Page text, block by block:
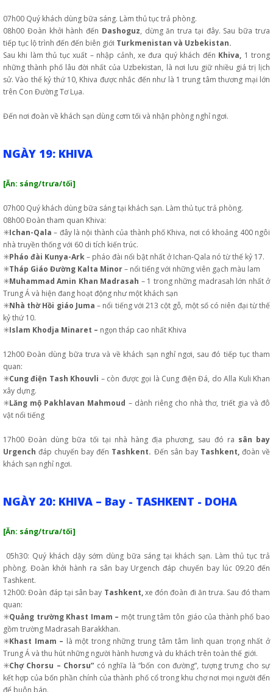
07h00 Quý khách dùng bữa sáng. Làm thủ tục trả phòng.
08h00 Đoàn khởi hành đến Dashoguz, dừng ăn trưa tại đây. Sau bữa trưa
tiếp tục lộ trình đến đến biên giới Turkmenistan và Uzbekistan.
Sau khi làm thủ tục xuất – nhập cảnh, xe đưa quý khách đến Khiva, 1 trong
những thành phố lâu đời nhất của Uzbekistan, là nơi lưu giữ nhiều giá trị lịch
sử. Vào thế kỷ thứ 10, Khiva được nhắc đến như là 1 trung tâm thương mại lớn
trên Con Đường Tơ Lụa.
Đến nơi đoàn về khách sạn dùng cơm tối và nhận phòng nghỉ ngơi.
NGÀY 19: KHIVA
[Ăn: sáng/trưa/tối]
07h00 Quý khách dùng bữa sáng tại khách sạn. Làm thủ tục trả phòng.
08h00 Đoàn tham quan Khiva:
✳️Ichan-Qala – đây là nội thành của thành phố Khiva, nơi có khoảng 400 ngôi
nhà truyền thống với 60 di tích kiến trúc.
✳️Pháo đài Kunya-Ark– pháo đài nổi bật nhất ở Ichan-Qala nó từ thế kỷ 17.
✳️Tháp Giáo Đường Kalta Minor– nổi tiếng với những viên gạch màu lam
✳️Muhammad Amin Khan Madrasah – 1 trong những madrasah lớn nhất ở
Trung Á và hiện đang hoạt động như một khách sạn
✳️Nhà thờ Hồi giáo Juma – nổi tiếng với 213 cột gỗ, một số có niên đại từ thế
kỷ thứ 10.
✳️Islam Khodja Minaret – ngọn tháp cao nhất Khiva
12h00 Đoàn dùng bữa trưa và về khách sạn nghỉ ngơi, sau đó tiếp tục tham
quan:
✳️Cung điện Tash Khouvli – còn được gọi là Cung điện Đá, do Alla Kuli Khan
xây dựng.
✳️Lăng mộ Pakhlavan Mahmoud – dành riêng cho nhà thơ, triết gia và đô
vật nổi tiếng
17h00 Đoàn dùng bữa tối tại nhà hàng địa phương, sau đó ra sân bay
Urgench đáp chuyến bay đến Tashkent. Đến sân bay Tashkent,đoàn về
khách sạn nghỉ ngơi.
NGÀY 20: KHIVA – Bay - TASHKENT - DOHA
[Ăn: sáng/trưa/tối]
05h30: Quý khách dậy sớm dùng bữa sáng tại khách sạn. Làm thủ tục trả
phòng. Đoàn khởi hành ra sân bay Urgench đáp chuyến bay lúc 09:20 đến
Tashkent.
12h00: Đoàn đáp tại sân bay Tashkent,xe đón đoàn đi ăn trưa. Sau đó tham
quan:
✳️Quảng trường Khast Imam – một trung tâm tôn giáo của thành phố bao
gồm trường Madrasah Barakkhan.
✳️Khast Imam – là một trong những trung tâm tâm linh quan trọng nhất ở
Trung Á và thu hút những người hành hương và du khách trên toàn thế giới.
✳️Chợ Chorsu – Chorsu” có nghĩa là “bốn con đường”, tượng trưng cho sự
kết hợp của bốn phần chính của thành phố cổ trong khu chợ nơi mọi người đến
để buôn bán.